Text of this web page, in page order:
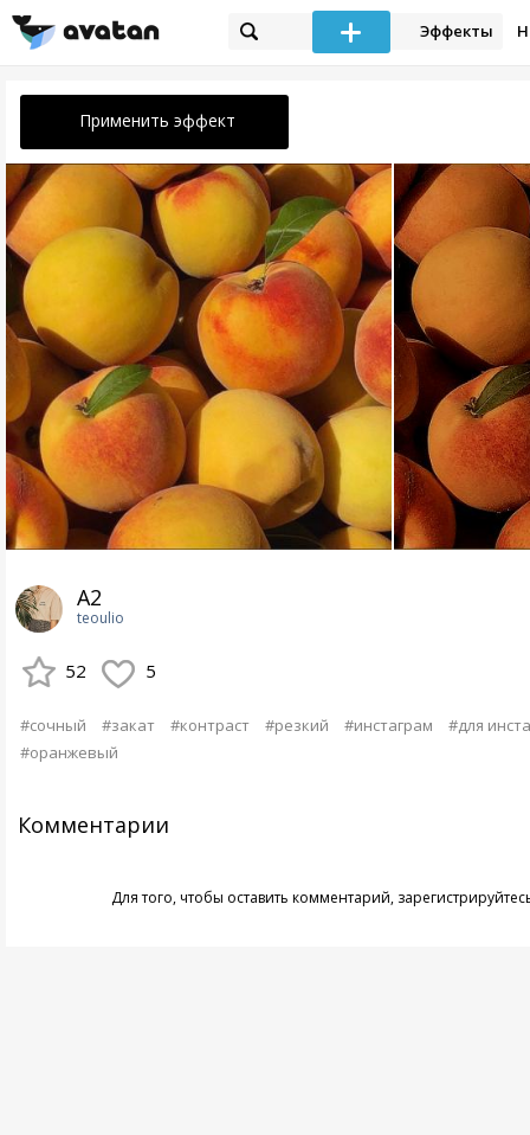
Эффекты
Применить эффект
А2
teoulio
52 5
#сочный #закат #контраст #резкий #инстаграм
#для
#оранжевый
Комментарии
Для того, чтобы оставить комментарий,